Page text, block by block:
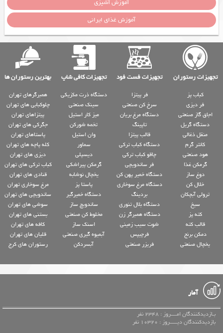
آموزش آشپزی
آموزش غذای ایرانی
تجهیزات رستوران تجهیزات فست فود تجهیزات کافی شاپ بهترین رستوران ها
کباب پز
فر دیزی
اجاق گاز صنعتی
دستگاه گریل
منقل ذغالی
کانتر گرم
هود صنعتی
گرمکن غذا
دوغ ساز
خلال کن
ترولی آبچکان
سیخ
کته پز
قالب کته
دمکن برنج
یخچال صنعتی
فر پیتزا
سرخ کن صنعتی
دستگاه مرغ بریان
تاپینگ
قالب پیتزا
دستگاه کباب ترکی
چاقو کباب ترکی
فر ساندویچی
دستگاه خمیر پهن کن
دستگاه مرغ سوخاری
بردینگ
دستگاه بلال تنوری
دستگاه همبرگر زن
شوت سیب زمینی
فرچیپس
فریزر صنعتی
دستگاه ذرت مکزیکی
سینک صنعتی
میز کار استیل
تخمه شورکن
وان استیل
سماور
دیسپلی
گرمکن پیراشکی
یخچال نوشابه
پاستا پز
دستگاه خمیرگیر
ساندویچ ساز
مخلوط کن صنعتی
اسنک ساز
آبمیوه گیری صنعتی
آبسردکن
همبرگرهای تهران
چلوکبابی های تهران
پیتزاهای تهران
جگرکی های تهران
پاستاهای تهران
کله پاچه های تهران
دیزی های تهران
کباب ترکی های تهران
قنادی های تهران
مرغ سوخاری تهران
ساندویچی های تهران
سوشی های تهران
بستنی های تهران
کافه های تهران
قلیان های تهران
رستوران های کرج
آمار
بـازدیدکنندگان امــــروز : 2348 نفر
بازدیدکنندگان دیـــــروز : 10320 نفر